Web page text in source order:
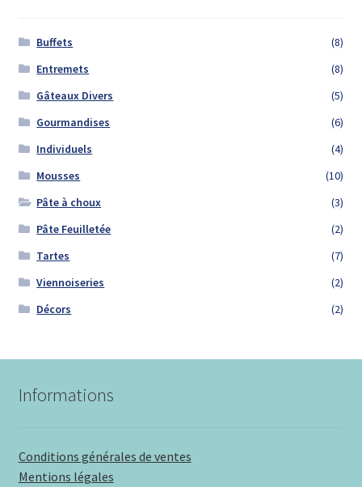
Buffets
(8)
Entremets
(8)
Gâteaux Divers
(5)
Gourmandises
(6)
Individuels
(4)
Mousses
(10)
Pâte à choux
(3)
Pâte Feuilletée
(2)
Tartes
(7)
Viennoiseries
(2)
Décors
(2)
Informations
Conditions générales de ventes
Mentions légales